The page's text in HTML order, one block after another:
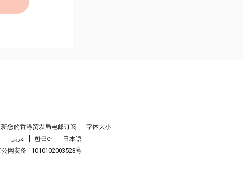
新您的香港贸发局电邮订阅
字体大小
عربى 한국어
日本語
公网安备 11010102003523号